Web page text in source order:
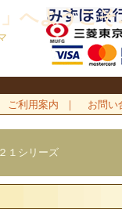
」へようこそ
ご利用案内 ｜ お問い
１シリーズ